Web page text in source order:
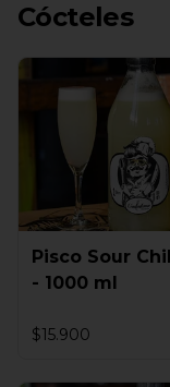
Cócteles
Pisco Sour
- 1000 ml
$15.900